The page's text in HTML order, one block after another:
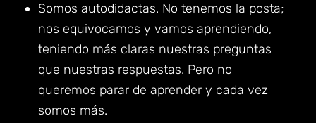
Somos autodidactas. No tenemos la posta;
nos equivocamos y vamos aprendiendo,
teniendo más claras nuestras preguntas
que nuestras respuestas. Pero no
queremos parar de aprender y cada vez
somos más.